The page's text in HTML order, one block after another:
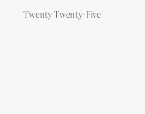
Twenty Twenty-Five